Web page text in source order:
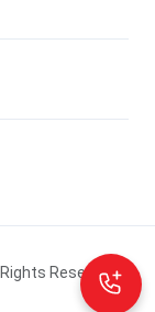
Reserved.